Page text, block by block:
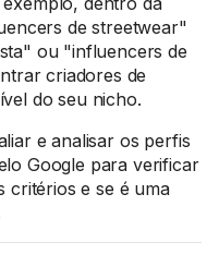
de streetwear"
ou "influencers de
criadores de
do seu nicho.
e analisar os perfis
Google para verificar
critérios e se é uma